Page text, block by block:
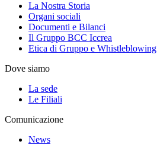
La Nostra Storia
Organi sociali
Documenti e Bilanci
Il Gruppo BCC Iccrea
Etica di Gruppo e Whistleblowing
Dove siamo
La sede
Le Filiali
Comunicazione
News